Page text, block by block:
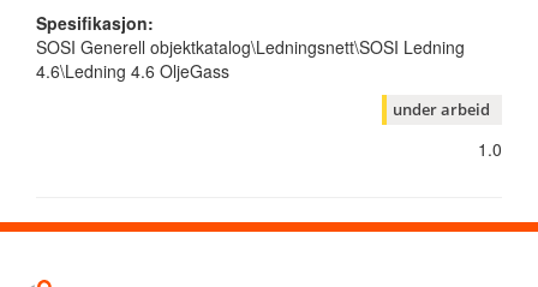
Spesifikasjon:
SOSI Generell objektkatalog\Ledningsnett\SOSI Ledning
4.6\Ledning 4.6 OljeGass
under arbeid
1.0